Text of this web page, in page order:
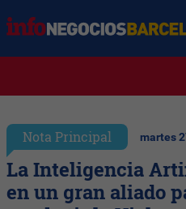
Nota Principal martes
La Inteligencia
en un gran aliado